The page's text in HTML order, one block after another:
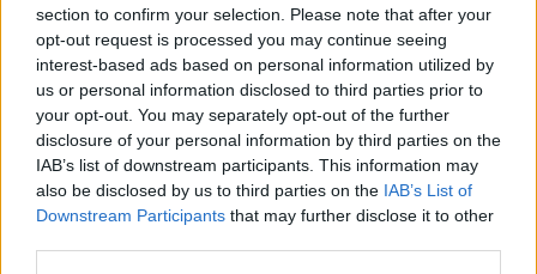
section to confirm your selection. Please note that after your
opt-out request is processed you may continue seeing
interest-based ads based on personal information utilized by
us or personal information disclosed to third parties prior to
your opt-out. You may separately opt-out of the further
disclosure of your personal information by third parties on the
IAB’s list of downstream participants. This information may
also be disclosed by us to third parties on the IAB’s List of
Downstream Participants that may further disclose it to other
Природен газ от Кипър ще потече към
Европа през 2028 година
09.08.2026 / 17:30